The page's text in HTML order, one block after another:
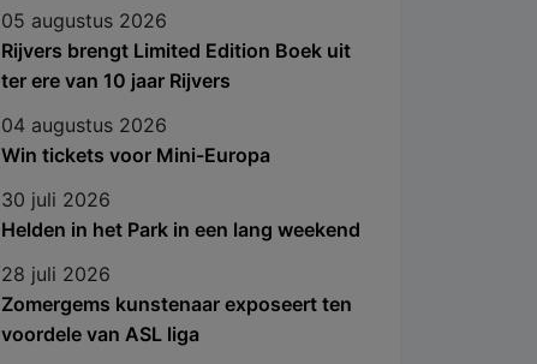
05 augustus 2026
Rijvers brengt Limited Edition Boek uit
ter ere van 10 jaar Rijvers
04 augustus 2026
Win tickets voor Mini-Europa
30 juli 2026
Helden in het Park in een lang weekend
28 juli 2026
Zomergems kunstenaar exposeert ten
voordele van ASL liga